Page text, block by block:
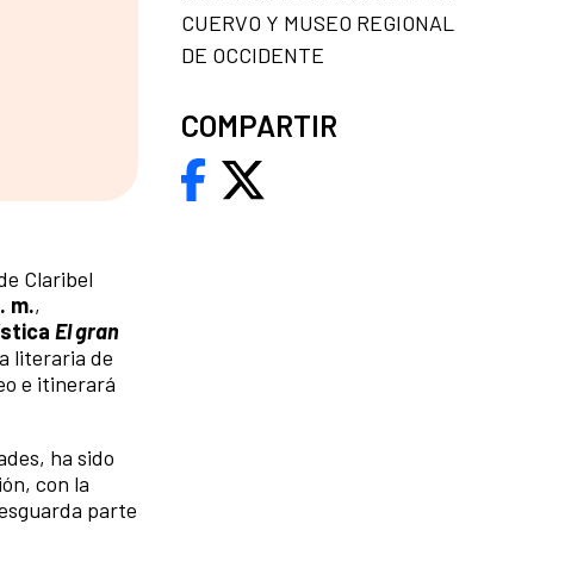
Claribel
m.,
El gran
literaria de
e itinerará
ha sido
con la
parte
CUERVO Y MUSEO REGIONAL
DE OCCIDENTE
COMPARTIR